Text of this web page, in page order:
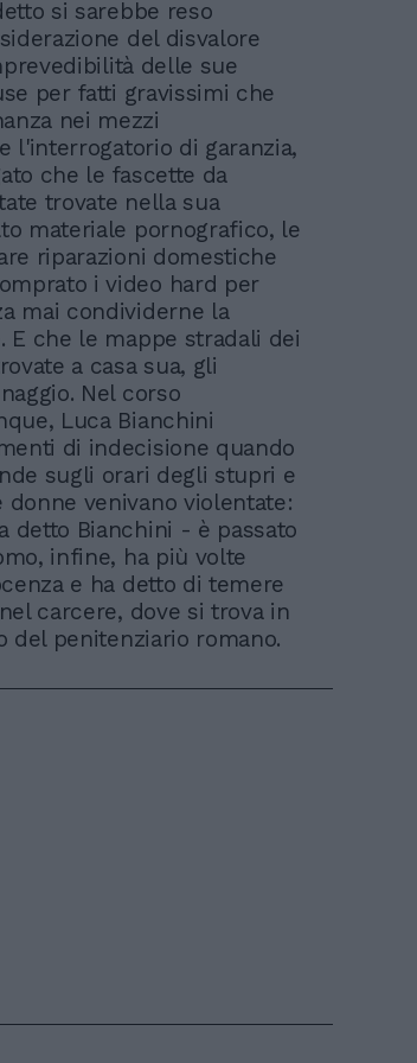
si sarebbe reso
del disvalore
delle sue
per fatti gravissimi che
nei mezzi
l'interrogatorio di garanzia,
che le fascette da
trovate nella sua
materiale pornografico, le
riparazioni domestiche
i video hard per
mai condividerne la
E che le mappe stradali dei
a casa sua, gli
Nel corso
Luca Bianchini
di indecisione quando
sugli orari degli stupri e
venivano violentate:
detto Bianchini - è passato
infine, ha più volte
e ha detto di temere
carcere, dove si trova in
del penitenziario romano.